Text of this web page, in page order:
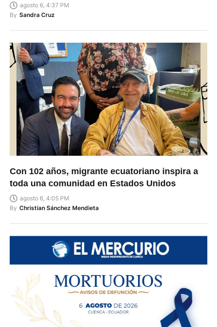
agosto 6, 4:37 PM
By Sandra Cruz
Con 102 años, migrante ecuatoriano inspira a
toda una comunidad en Estados Unidos
agosto 6, 4:05 PM
By Christian Sánchez Mendieta